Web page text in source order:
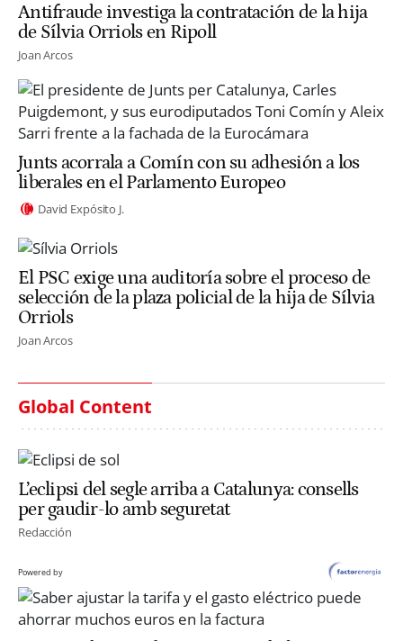
Antifraude investiga la contratación de la hija
de Sílvia Orriols en Ripoll
Joan Arcos
Junts acorrala a Comín con su adhesión a los
liberales en el Parlamento Europeo
David Expósito J.
El PSC exige una auditoría sobre el proceso de
selección de la plaza policial de la hija de Sílvia
Orriols
Joan Arcos
Global Content
L’eclipsi del segle arriba a Catalunya: consells
per gaudir-lo amb seguretat
Redacción
Powered by